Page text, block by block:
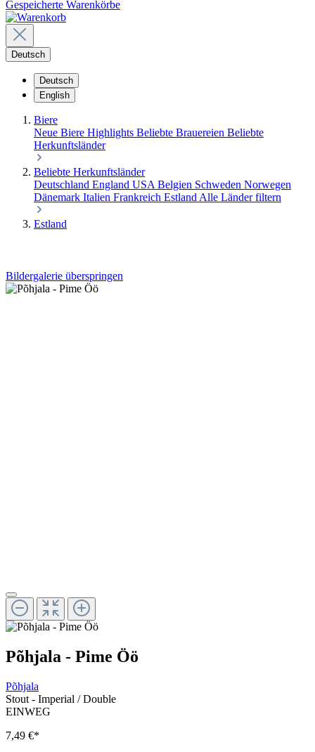
Gespeicherte Warenkörbe
Deutsch
Deutsch
English
Biere
Neue Biere Highlights Beliebte Brauereien Beliebte
Herkunftsländer
Beliebte Herkunftsländer
Deutschland England USA Belgien Schweden Norwegen
Dänemark Italien Frankreich Estland Alle Länder filtern
Estland
Bildergalerie überspringen
Põhjala - Pime Öö
Põhjala
Stout - Imperial / Double
EINWEG
7,49 €*